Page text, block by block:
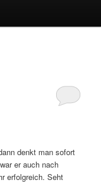
denkt man sofort
er auch nach
erfolgreich. Seht